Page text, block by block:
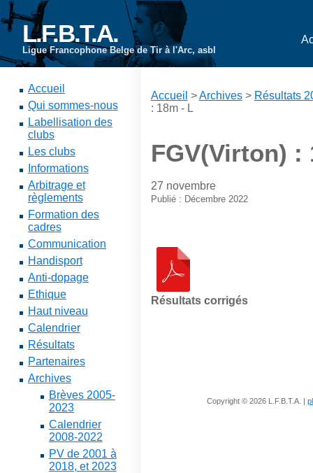
L.F.B.T.A.
Ligue Francophone Belge de Tir à l'Arc, asbl
Accueil
Qui sommes-nous
Labellisation des
clubs
Les clubs
Informations
Arbitrage et
règlements
Formation des
cadres
Communication
Handisport
Anti-dopage
Ethique
Haut niveau
Calendrier
Résultats
Partenaires
Archives
Brèves 2005-
2023
Calendrier
2008-2022
PV de 2001 à
2018, et 2023
Accueil >Archives> Résultats
: 18m - L
FGV(Virton) :
27 novembre
Publié : Décembre 2022
Résultats corrigés
Copyright © 2026 L.F.B.T.A. |